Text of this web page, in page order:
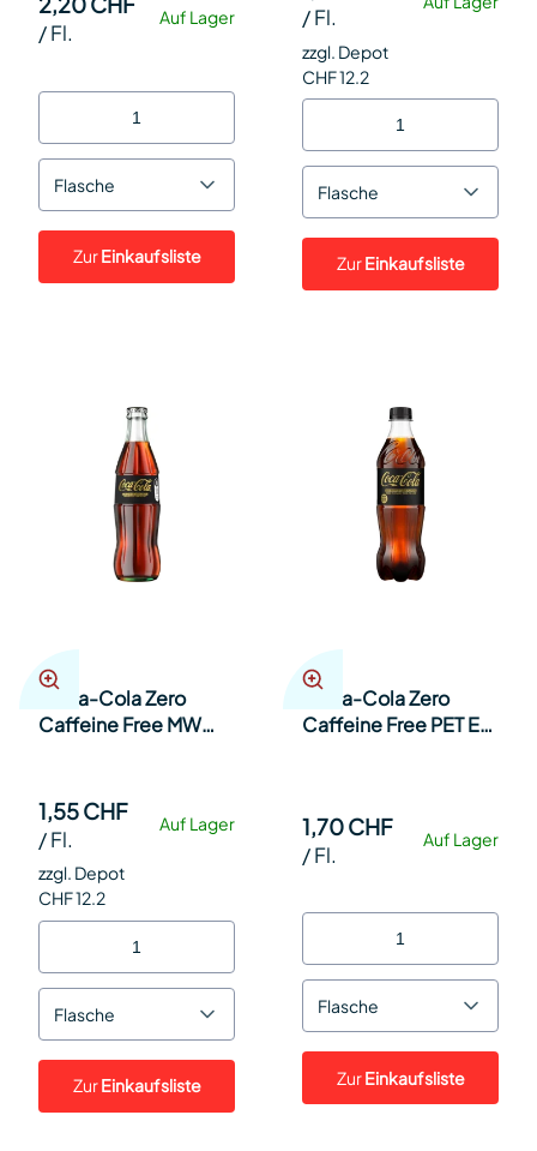
Auf Lager
/Fl.
Flasche
ZurEinkaufsliste
/Fl.
zzgl. Depot
CHF 12.2
Flasche
ZurEinkaufsliste
Coca-Cola Zero
Caffeine Free MW
Auf Lager
1,55 CHF
/Fl.
zzgl. Depot
CHF 12.2
Flasche
ZurEinkaufsliste
Coca-Cola Zero
Caffeine Free PET EW
Auf Lager
1,70 CHF
/Fl.
Flasche
ZurEinkaufsliste